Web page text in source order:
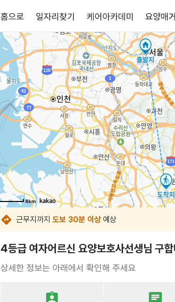
홈으로 일자리찾기 케어아카데미 요양매
8km
8km
8km
8km
8km
8km
8km
8km
근무지까지 도보 30분 이상 예상
4등급 여자어르신 요양보호사선생님 구
상세한 정보는 아래에서 확인해 주세요